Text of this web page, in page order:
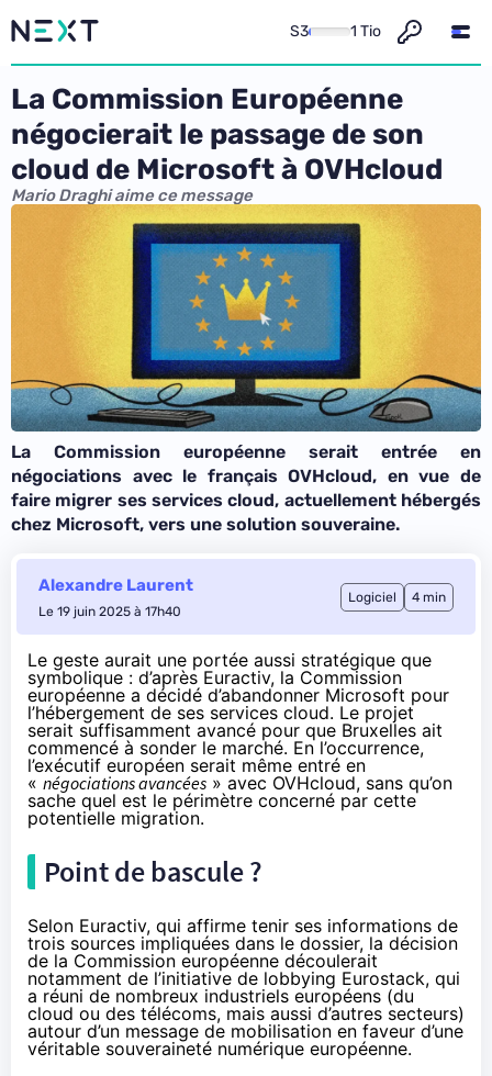
S3 1 Tio
La Commission Européenne
négocierait le passage de son
cloud de Microsoft à OVHcloud
Mario Draghi aime ce message
La Commission européenne serait entrée en
négociations avec le français OVHcloud, en vue de
faire migrer ses services cloud, actuellement hébergés
chez Microsoft, vers une solution souveraine.
Alexandre Laurent
Le 19 juin 2025 à 17h40
Logiciel 4 min
Le geste aurait une portée aussi stratégique que
symbolique : d’après Euractiv, la Commission
européenne a décidé d’abandonner Microsoft pour
l’hébergement de ses services cloud. Le projet
serait suffisamment avancé pour que Bruxelles ait
commencé à sonder le marché. En l’occurrence,
l’exécutif européen serait même entré en
« négociations avancées » avec OVHcloud, sans qu’on
sache quel est le périmètre concerné par cette
potentielle migration.
Point de bascule ?
Selon Euractiv, qui affirme tenir ses informations de
trois sources impliquées dans le dossier, la décision
de la Commission européenne découlerait
notamment de l’initiative de lobbying Eurostack, qui
a réuni de nombreux industriels européens (du
cloud ou des télécoms, mais aussi d’autres secteurs)
autour d’un message de mobilisation en faveur d’une
véritable souveraineté numérique européenne.